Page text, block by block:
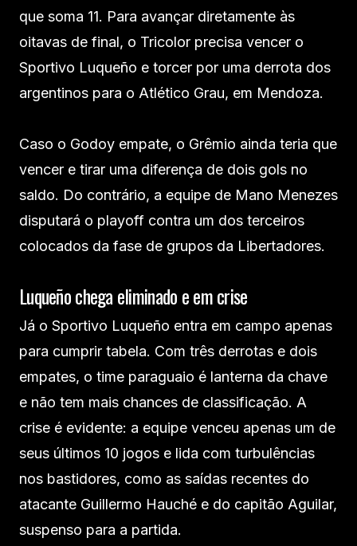
que soma 11. Para avançar diretamente às
oitavas de final, o Tricolor precisa vencer o
Sportivo Luqueño e torcer por uma derrota dos
argentinos para o Atlético Grau, em Mendoza.
Caso o Godoy empate, o Grêmio ainda teria que
vencer e tirar uma diferença de dois gols no
saldo. Do contrário, a equipe de Mano Menezes
disputará o playoff contra um dos terceiros
colocados da fase de grupos da Libertadores.
Luqueño chega eliminado e em crise
Já o Sportivo Luqueño entra em campo apenas
para cumprir tabela. Com três derrotas e dois
empates, o time paraguaio é lanterna da chave
e não tem mais chances de classificação. A
crise é evidente: a equipe venceu apenas um de
seus últimos 10 jogos e lida com turbulências
nos bastidores, como as saídas recentes do
atacante Guillermo Hauché e do capitão Aguilar,
suspenso para a partida.